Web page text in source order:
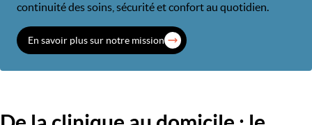
continuité des soins, sécurité et confort au quotidien.
En savoir plus sur notre mission
Titre